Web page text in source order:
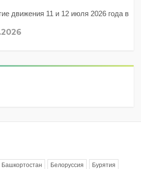
движения 11 и 12 июля 2026 года в
Башкортостан Белоруссия Бурятия